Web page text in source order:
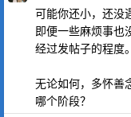
可能你还小，还没
即便一些麻烦事也
经过发帖子的程度。
无论如何，多怀善
哪个阶段？